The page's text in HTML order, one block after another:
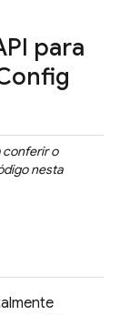
para
o
nesta